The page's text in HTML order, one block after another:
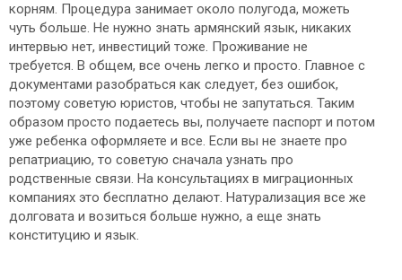
корням. Процедура занимает около полугода, можеть
чуть больше. Не нужно знать армянский язык, никаких
интервью нет, инвестиций тоже. Проживание не
требуется. В общем, все очень легко и просто. Главное с
документами разобраться как следует, без ошибок,
поэтому советую юристов, чтобы не запутаться. Таким
образом просто подаетесь вы, получаете паспорт и потом
уже ребенка оформляете и все. Если вы не знаете про
репатриацию, то советую сначала узнать про
родственные связи. На консультациях в миграционных
компаниях это бесплатно делают. Натурализация все же
долговата и возиться больше нужно, а еще знать
конституцию и язык.